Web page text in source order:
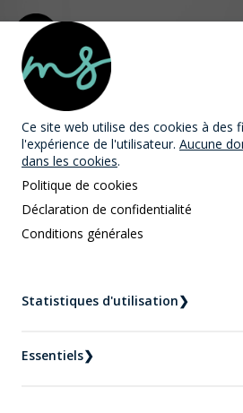
MAST
Nouvelles
Est-ce possible d’obtenir un
Ce site web utilise des cookies à des
l'expérience de l'utilisateur. Aucune
dans les cookies.
Politique de cookies
Déclaration de confidentialité
Conditions générales
Statistiques d'utilisation❯
Essentiels❯